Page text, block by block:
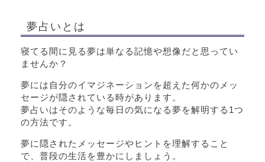
夢占いとは
寝てる間に見る夢は単なる記憶や想像だと思ってい
ませんか？
夢には自分のイマジネーションを超えた何かのメッ
セージが隠されている時があります。
夢占いはそのような毎日の気になる夢を解明する1つ
の方法です。
夢に隠されたメッセージやヒントを理解すること
で、普段の生活を豊かにしましょう。